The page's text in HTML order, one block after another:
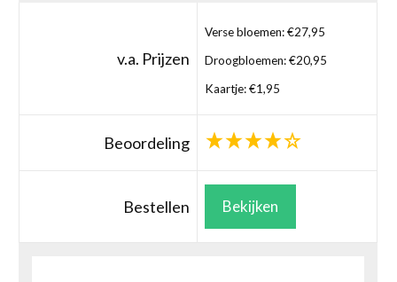
v.a. Prijzen
Verse bloemen: €27,95
Droogbloemen: €20,95
Kaartje: €1,95
Beoordeling
Bestellen Bekijken